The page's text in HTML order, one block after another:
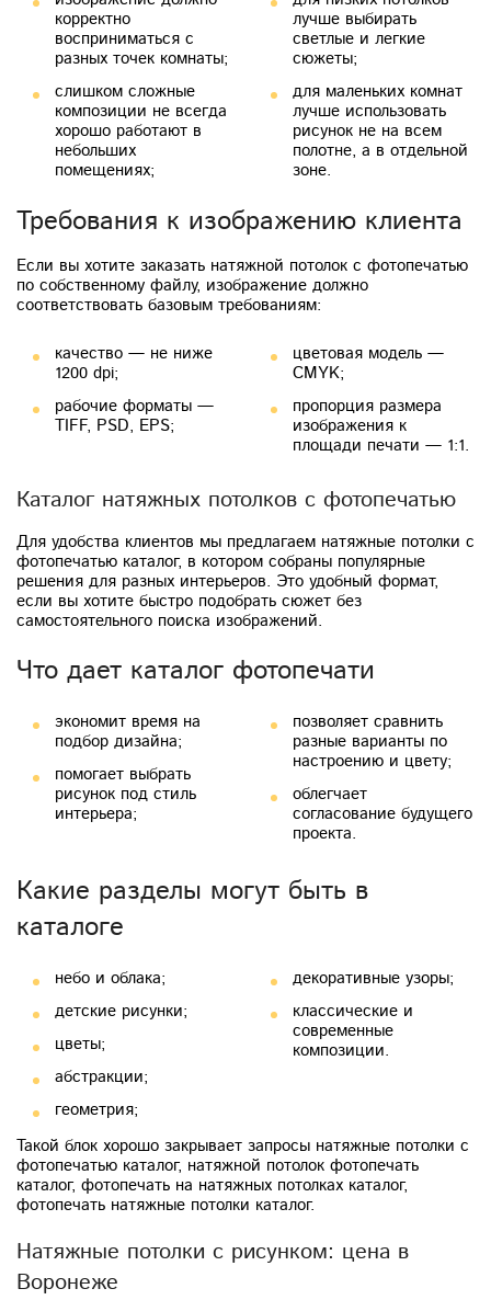
корректно
восприниматься с
разных точек комнаты;
слишком сложные
композиции не всегда
хорошо работают в
небольших
помещениях;
лучше выбирать
светлые и легкие
сюжеты;
для маленьких комнат
лучше использовать
рисунок не на всем
полотне, а в отдельной
зоне.
Требования к изображению клиента
Если вы хотите заказать натяжной потолок с фотопечатью
по собственному файлу, изображение должно
соответствовать базовым требованиям:
качество — не ниже
1200 dpi;
рабочие форматы —
TIFF, PSD, EPS;
цветовая модель —
CMYK;
пропорция размера
изображения к
площади печати — 1:1.
Каталог натяжных потолков с фотопечатью
Для удобства клиентов мы предлагаем натяжные потолки с
фотопечатью каталог, в котором собраны популярные
решения для разных интерьеров. Это удобный формат,
если вы хотите быстро подобрать сюжет без
самостоятельного поиска изображений.
Что дает каталог фотопечати
экономит время на
подбор дизайна;
помогает выбрать
рисунок под стиль
интерьера;
позволяет сравнить
разные варианты по
настроению и цвету;
облегчает
согласование будущего
проекта.
Какие разделы могут быть в
каталоге
небо и облака;
детские рисунки;
цветы;
абстракции;
геометрия;
декоративные узоры;
классические и
современные
композиции.
Такой блок хорошо закрывает запросы натяжные потолки с
фотопечатью каталог, натяжной потолок фотопечать
каталог, фотопечать на натяжных потолках каталог,
фотопечать натяжные потолки каталог.
Натяжные потолки с рисунком: цена в
Воронеже